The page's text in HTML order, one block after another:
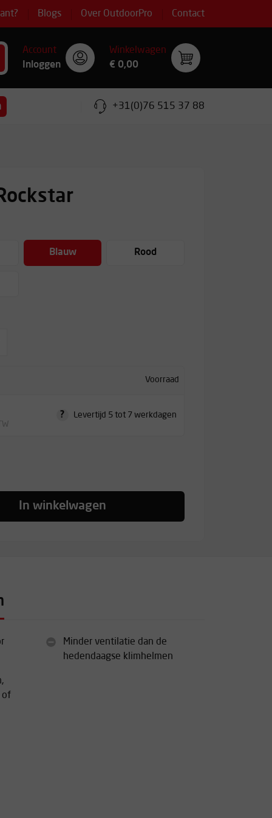
Blogs Over OutdoorPro Contact
Account
Inloggen
Winkelwagen
€ 0,00
+31(0)76 515 37 88
Blauw Rood
Voorraad
? Levertijd 5 tot 7 werkdagen
In winkelwagen
of
Minder ventilatie dan de
hedendaagse klimhelmen